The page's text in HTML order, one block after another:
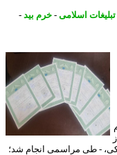
اسلامی-خرم بید-
طی مراسمی انجام شد؛